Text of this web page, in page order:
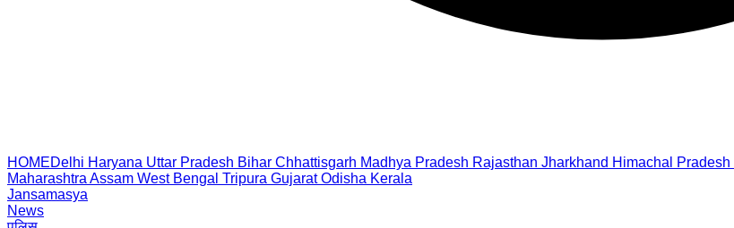
HOMEDelhi Haryana Uttar Pradesh Bihar Chhattisgarh Madhya Pradesh Rajasthan Jharkhand Himachal Pradesh
Maharashtra Assam West Bengal Tripura Gujarat Odisha Kerala
Jansamasya
News